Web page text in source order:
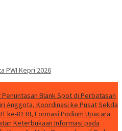
PWI Kepri 2026
Blank Spot di Perbatasan
Anggota, Koordinasi ke PusatSekda
ke-81 RI, Formasi Podium Upacara
Keterbukaan Informasi pada